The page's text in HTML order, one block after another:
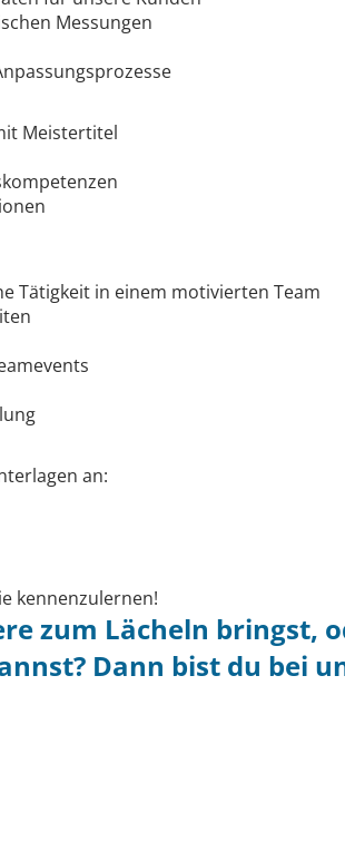
Messungen
Meistertitel
Tätigkeit in einem motivierten Team
an:
kennenzulernen!
zum Lächeln bringst,
Dann bist du bei